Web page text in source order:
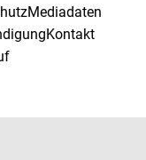
Mediadaten
Kontakt